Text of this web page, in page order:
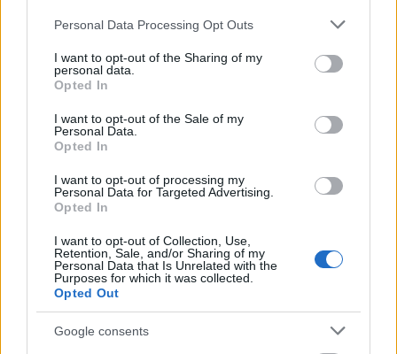
Please note that this website/app uses one or more Google
not limited to your visit or usage behaviour. You may click to
grant or deny consent to Google and its third-party tags to
use your data for below specified purposes in below Google
consent section.
Personal Data Processing Opt Outs
I want to opt-out of the Sharing of my
personal data.
Opted In
I want to opt-out of the Sale of my
Personal Data.
Opted In
I want to opt-out of processing my
Personal Data for Targeted Advertising.
Opted In
I want to opt-out of Collection, Use,
Retention, Sale, and/or Sharing of my
Personal Data that Is Unrelated with the
Purposes for which it was collected.
Opted Out
Google consents
műemlékek, köztük a különleges Műromok, valamint a közeli
Új gyalogosátkelők és jelzőlámpás
csomópont épül Angyalföldön
Másfélszeresére bővítik
iskoláját